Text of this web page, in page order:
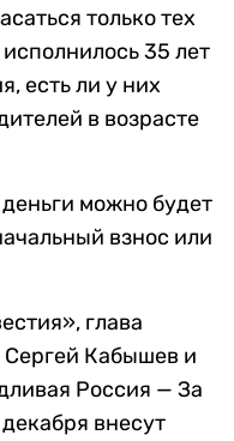
только тех
35 лет
есть ли у них
в возрасте
можно будет
взнос или
глава
Сергей Кабышев и
Россия — За
внесут